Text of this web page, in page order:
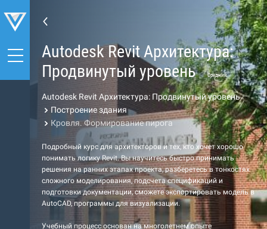
Autodesk Revit Архитектура:
Продвинутый уровень
Средний
Autodesk Revit Архитектура: Продвинутый уровень
Построение здания
Кровля. Формирование пирога
Подробный курс для архитекторов и тех, кто хочет хорошо
понимать логику Revit. Вы научитесь быстро принимать
решения на ранних этапах проекта, разберетесь в тонкостях
сложного моделирования, подсчета спецификаций и
подготовки документации, сможете экспортировать модель в
AutoCAD, программы для визуализации.
Учебный процесс основан на многолетнем опыте